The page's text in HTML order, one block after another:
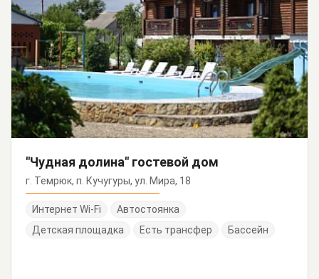
"Чудная долина" гостевой дом
г. Темрюк, п. Кучугуры, ул. Мира, 18
Интернет Wi-Fi
Автостоянка
Детская площадка
Есть трансфер Бассейн